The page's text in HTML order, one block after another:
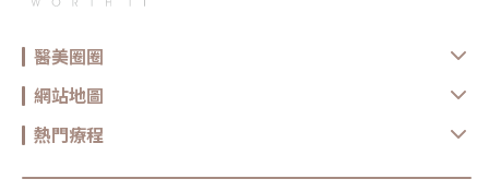
醫美圈圈
網站地圖
熱門療程